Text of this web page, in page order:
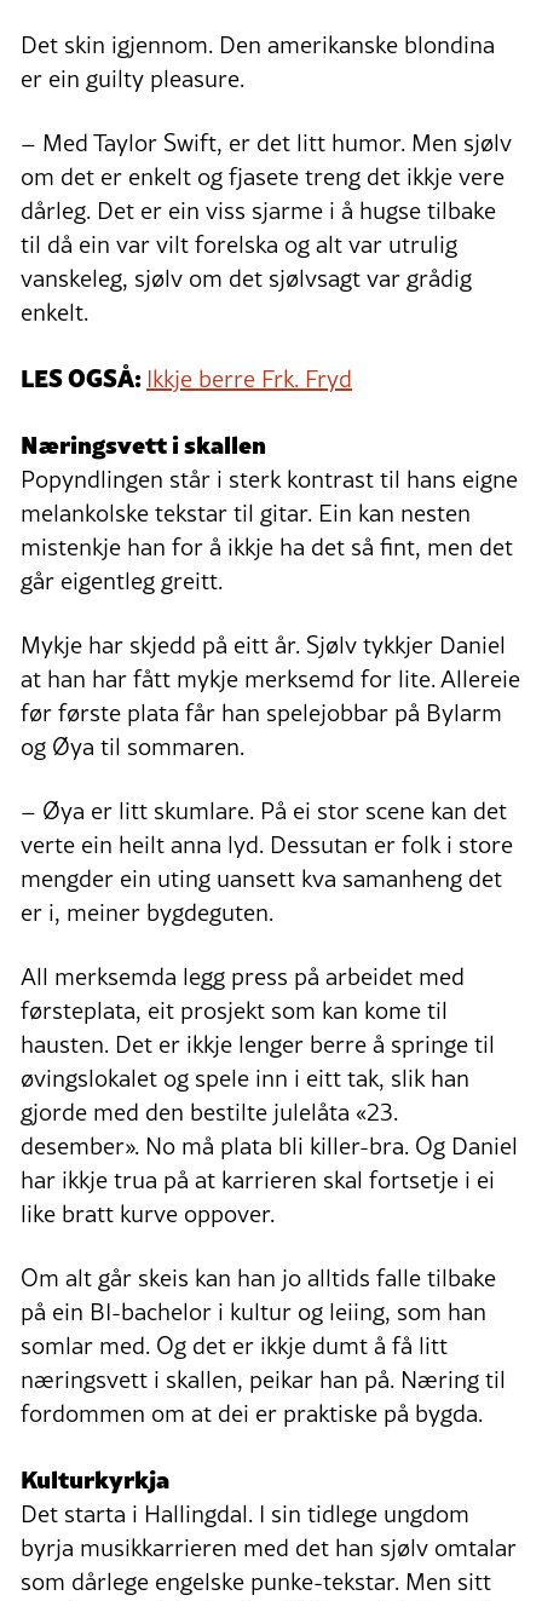
Det skin igjennom. Den amerikanske blondina
er ein guilty pleasure.
– Med Taylor Swift, er det litt humor. Men sjølv
om det er enkelt og fjasete treng det ikkje vere
dårleg. Det er ein viss sjarme i å hugse tilbake
til då ein var vilt forelska og alt var utrulig
vanskeleg, sjølv om det sjølvsagt var grådig
enkelt.
LES OGSÅ: Ikkje berre Frk. Fryd
Næringsvett i skallen
Popyndlingen står i sterk kontrast til hans eigne
melankolske tekstar til gitar. Ein kan nesten
mistenkje han for å ikkje ha det så fint, men det
går eigentleg greitt.
Mykje har skjedd på eitt år. Sjølv tykkjer Daniel
at han har fått mykje merksemd for lite. Allereie
før første plata får han spelejobbar på Bylarm
og Øya til sommaren.
– Øya er litt skumlare. På ei stor scene kan det
verte ein heilt anna lyd. Dessutan er folk i store
mengder ein uting uansett kva samanheng det
er i, meiner bygdeguten.
All merksemda legg press på arbeidet med
førsteplata, eit prosjekt som kan kome til
hausten. Det er ikkje lenger berre å springe til
øvingslokalet og spele inn i eitt tak, slik han
gjorde med den bestilte julelåta «23.
desember». No må plata bli killer-bra. Og Daniel
har ikkje trua på at karrieren skal fortsetje i ei
like bratt kurve oppover.
Om alt går skeis kan han jo alltids falle tilbake
på ein BI-bachelor i kultur og leiing, som han
somlar med. Og det er ikkje dumt å få litt
næringsvett i skallen, peikar han på. Næring til
fordommen om at dei er praktiske på bygda.
Kulturkyrkja
Det starta i Hallingdal. I sin tidlege ungdom
byrja musikkarrieren med det han sjølv omtalar
som dårlege engelske punke-tekstar. Men sitt